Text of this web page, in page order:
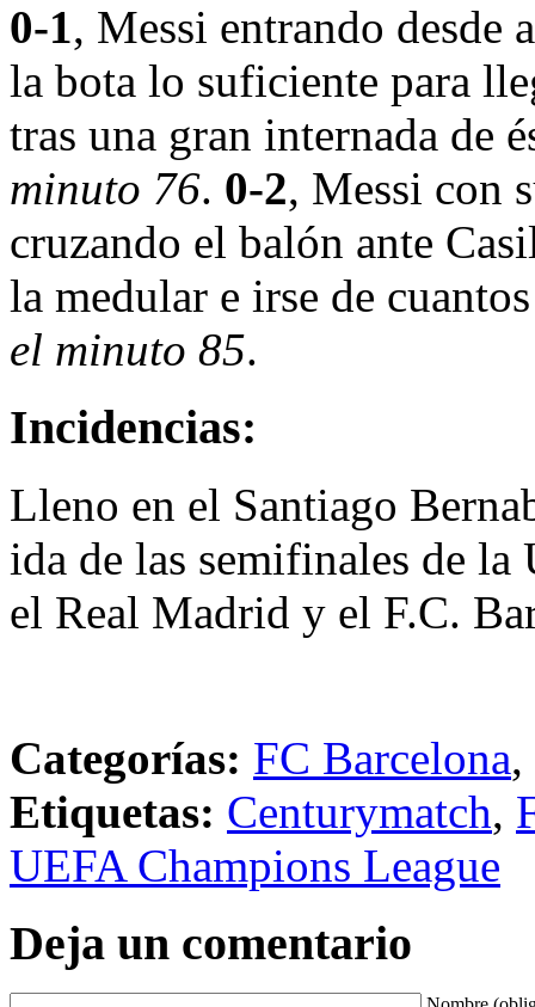
0-1, Messi entrando desde
la bota lo suficiente para
tras una gran internada de
minuto 76. 0-2, Messi con
cruzando el balón ante
la medular e irse de
el minuto 85.
Incidencias:
Lleno en el Santiago
ida de las semifinales de
el Real Madrid y el F.C.
Categorías: FC Barcelona,
Etiquetas: Centurymatch,
UEFA Champions League
Deja un comentario